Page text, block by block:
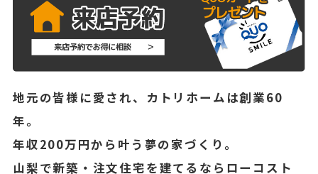
地元の皆様に愛され、カトリホームは創業60
年。
年収200万円から叶う夢の家づくり。
山梨で新築・注文住宅を建てるならローコスト